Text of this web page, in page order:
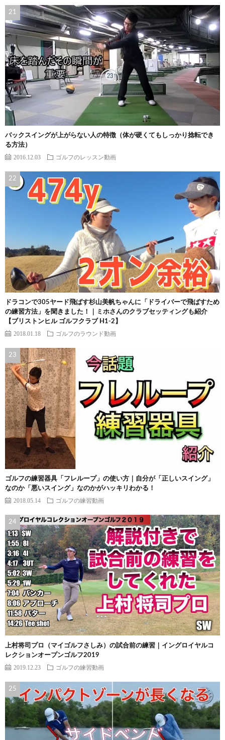
バックスイングが上がらない人の特徴（体が硬くてもしっかり捻転でき
る方法）
2016.12.03 ゴルフのレッスン動画
ドラコンで305ヤード飛ばす杉山美帆ちゃんに「ドライバーで飛ばすため
の練習方法」を聞きました！｜ミホさんのクラブセッティングも紹介
【ブリストンヒル ゴルフクラブ H1-2】
2018.01.18 ゴルフのラウンド動画
ゴルフの練習器具「フレループ」の使い方｜自分が「正しいスイング」
なのか「悪いスイング」なのかがハッキリわかる！
2018.05.14 ゴルフの練習動画
上村将司プロ（マイゴルフさしみ）の試合前の練習｜イングロイヤルコ
レクションオープンゴルフ2019
2019.12.23 ゴルフの練習動画